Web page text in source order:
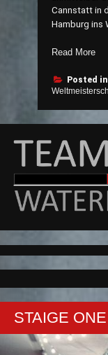
Cannstatt in
Hamburg ins
Read More
der
Posted in
STAIGE